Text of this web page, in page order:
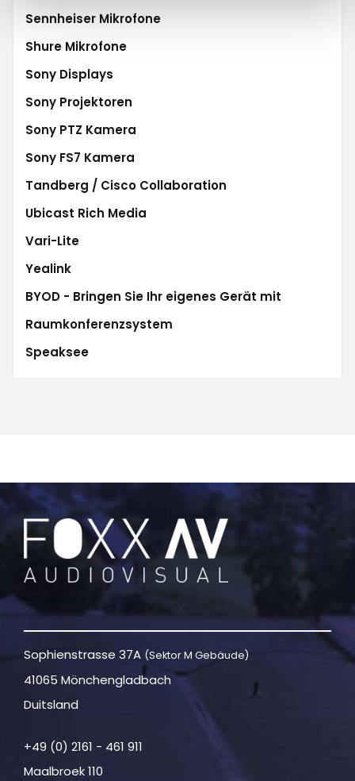
Sennheiser Mikrofone
Shure Mikrofone
Sony Displays
Sony Projektoren
Sony PTZ Kamera
Sony FS7 Kamera
Tandberg / Cisco Collaboration
Ubicast Rich Media
Vari-Lite
Yealink
BYOD - Bringen Sie Ihr eigenes Gerät mit
Raumkonferenzsystem
Speaksee
Sophienstrasse 37A (Sektor M Gebäude)
41065 Mönchengladbach
Duitsland
+49 (0) 2161 - 461 911
Maalbroek 110